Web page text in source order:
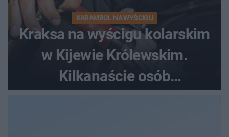
KARAMBOL NA WYŚCIGU
Kraksa na wyścigu kolarskim
w Kijewie Królewskim.
Kilkanaście osób
poszkodowanych, lądował